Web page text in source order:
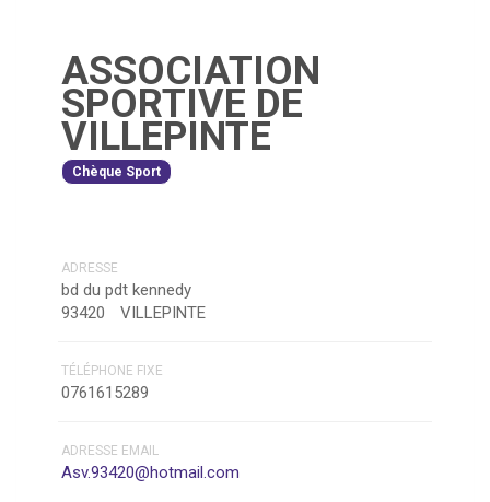
ASSOCIATION
SPORTIVE DE
VILLEPINTE
Chèque Sport
ADRESSE
bd du pdt kennedy
93420
VILLEPINTE
TÉLÉPHONE FIXE
0761615289
ADRESSE EMAIL
Asv.93420@hotmail.com